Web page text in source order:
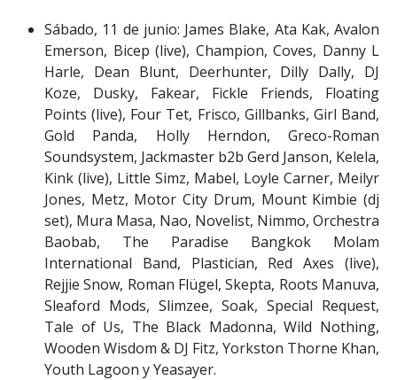
Sábado, 11 de junio: James Blake, Ata Kak, Avalon
Emerson, Bicep (live), Champion, Coves, Danny L
Harle, Dean Blunt, Deerhunter, Dilly Dally, DJ
Koze, Dusky, Fakear, Fickle Friends, Floating
Points (live), Four Tet, Frisco, Gillbanks, Girl Band,
Gold Panda, Holly Herndon, Greco-Roman
Soundsystem, Jackmaster b2b Gerd Janson, Kelela,
Kink (live), Little Simz, Mabel, Loyle Carner, Meilyr
Jones, Metz, Motor City Drum, Mount Kimbie (dj
set), Mura Masa, Nao, Novelist, Nimmo, Orchestra
Baobab, The Paradise Bangkok Molam
International Band, Plastician, Red Axes (live),
Rejjie Snow, Roman Flügel, Skepta, Roots Manuva,
Sleaford Mods, Slimzee, Soak, Special Request,
Tale of Us, The Black Madonna, Wild Nothing,
Wooden Wisdom & DJ Fitz, Yorkston Thorne Khan,
Youth Lagoon y Yeasayer.